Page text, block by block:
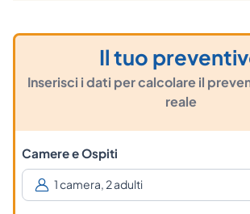
Il tuo
Inserisci i dati per calcolare il
reale
Camere e Ospiti